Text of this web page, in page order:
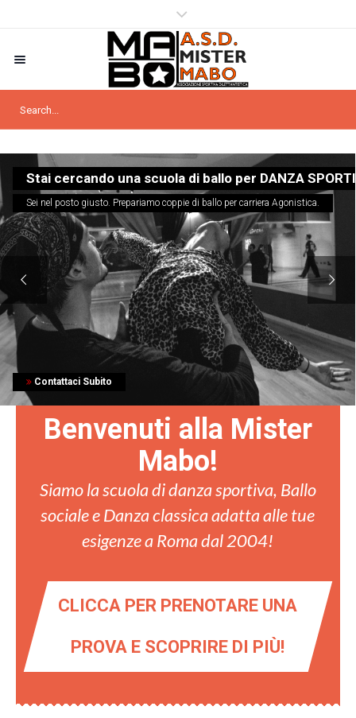
Stai cercando una scuola di ballo per DANZA
Sei nel posto giusto. Prepariamo coppie di ballo per carriera Agonistica.
Contattaci Subito
Benvenuti alla Mister
Mabo!
Siamo la scuola di danza sportiva, Ballo
sociale e Danza classica adatta alle tue
esigenze a Roma dal 2004!
CLICCA PER PRENOTARE UNA
PROVA E SCOPRIRE DI PIÙ!